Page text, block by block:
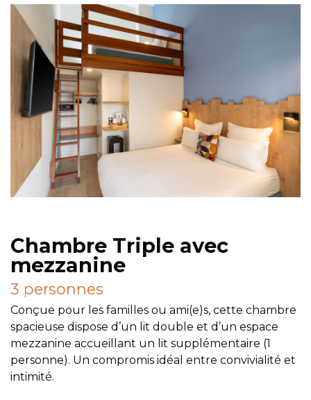
Chambre Triple avec
mezzanine
3 personnes
Conçue pour les familles ou ami(e)s, cette chambre
spacieuse dispose d’un lit double et d’un espace
mezzanine accueillant un lit supplémentaire (1
personne). Un compromis idéal entre convivialité et
intimité.